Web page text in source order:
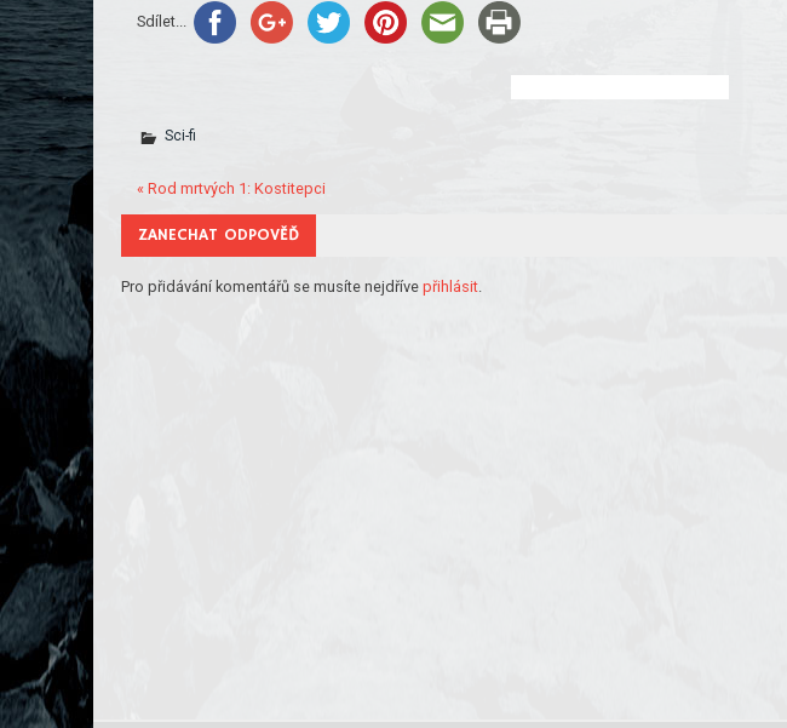
Sdílet...
Sci-fi
« Rod mrtvých 1: Kostitepci
ZANECHAT ODPOVĚĎ
Pro přidávání komentářů se musíte nejdřívepřihlásit.